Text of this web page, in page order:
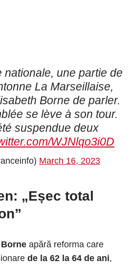
nationale, une partie de
La Marseillaise,
Borne de parler.
se lève à son tour.
suspendue deux
WJNlqo3i0D
March 16, 2023
„Eșec total
apără reforma care
de la 62 la 64 de ani,